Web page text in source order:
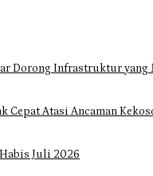
Dorong Infrastruktur yang
Atasi Ancaman
Juli 2026